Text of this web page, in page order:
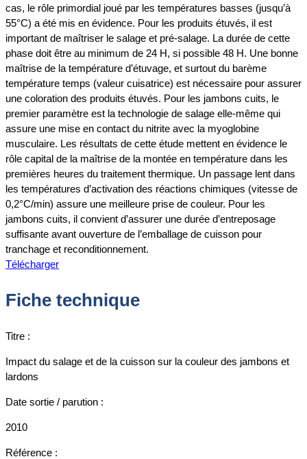
cas, le rôle primordial joué par les températures basses (jusqu’à
55°C) a été mis en évidence. Pour les produits étuvés, il est
important de maîtriser le salage et pré-salage. La durée de cette
phase doit être au minimum de 24 H, si possible 48 H. Une bonne
maîtrise de la température d’étuvage, et surtout du barème
température temps (valeur cuisatrice) est nécessaire pour assurer
une coloration des produits étuvés. Pour les jambons cuits, le
premier paramètre est la technologie de salage elle-même qui
assure une mise en contact du nitrite avec la myoglobine
musculaire. Les résultats de cette étude mettent en évidence le
rôle capital de la maîtrise de la montée en température dans les
premières heures du traitement thermique. Un passage lent dans
les températures d’activation des réactions chimiques (vitesse de
0,2°C/min) assure une meilleure prise de couleur. Pour les
jambons cuits, il convient d’assurer une durée d’entreposage
suffisante avant ouverture de l’emballage de cuisson pour
tranchage et reconditionnement.
Télécharger
Fiche technique
Titre :
Impact du salage et de la cuisson sur la couleur des jambons et
lardons
Date sortie / parution :
2010
Référence :